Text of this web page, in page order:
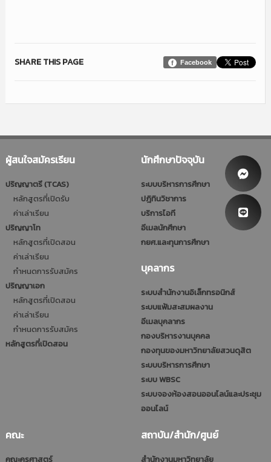
Facebook
SHARE THIS PAGE
ผู้สนใจสมัครเรียน
ปริญญาตรี (TCAS)
หลักสูตรที่เปิดรับ
ค่าเล่าเรียน
ปริญญาโท
หลักสูตรที่เปิดสอน
ค่าเล่าเรียน
กำหนดการรับสมัคร
ปริญญาเอก
หลักสูตรที่เปิดสอน
ค่าเล่าเรียน
กำหนดการรับสมัคร
หลักสูตรที่เปิดสอน
นักศึกษาปัจจุบัน
ระบบบริหารการศึกษา
ปฎิทินวิชาการ
บริการไอที
อีเมลนักศึกษา
กยศ.และทุนการศึกษา
บุคลากร
ระบบสำนักงานอิเล็กทรอนิกส์
ระบบแฟ้มสะสมผลงาน
อีเมลบุคลากร
กองบริหารงานบุคคล
กองทุนของมหาวิทยาลัยสวนดุสิต
ระบบบริหารการศึกษา
ระบบ WBSC
ระบบจองห้องสอนออนไลน์และประชุม
ออนไลน์
คณะ
คณะครุศาสตร์
สถาบัน/สำนัก/ศูนย์
สำนักงานมหาวิทยาลัย